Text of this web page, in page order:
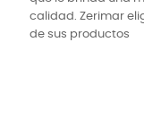
calidad. Zerimar
de sus productos